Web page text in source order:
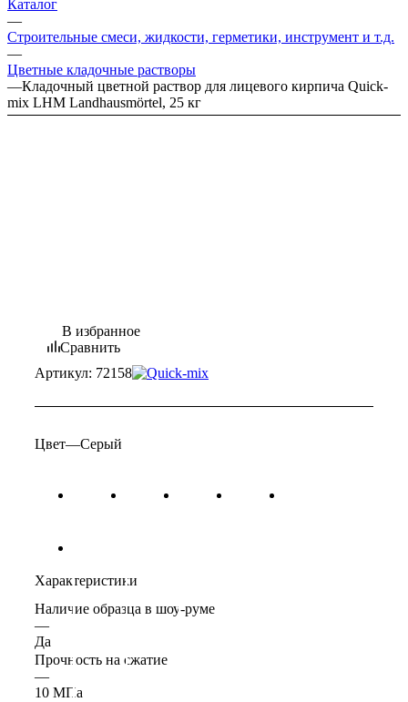
Каталог
—
Строительные смеси, жидкости, герметики, инструмент и т.д.
—
Цветные кладочные растворы
—Кладочный цветной раствор для лицевого кирпича Quick-
mix LHM Landhausmörtel, 25 кг
В избранное
Сравнить
Артикул: 72158
Цвет—Серый
Характеристики
Наличие образца в шоу-руме
—
Да
Прочность на сжатие
—
10 МПа